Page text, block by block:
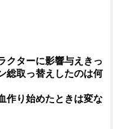
クターに影響与えきっ
総取っ替えしたのは何
作り始めたときは変な